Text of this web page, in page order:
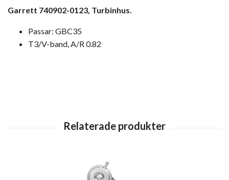
Garrett 740902-0123, Turbinhus.
Passar: GBC35
T3/V-band, A/R 0.82